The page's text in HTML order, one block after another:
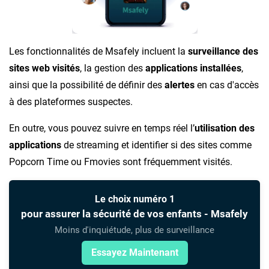
Les fonctionnalités de Msafely incluent la surveillance des
sites web visités, la gestion des applications installées,
ainsi que la possibilité de définir des alertes en cas d'accès
à des plateformes suspectes.
En outre, vous pouvez suivre en temps réel l’utilisation des
applications de streaming et identifier si des sites comme
Popcorn Time ou Fmovies sont fréquemment visités.
Le choix numéro 1
pour assurer la sécurité de vos enfants - Msafely
Moins d'inquiétude, plus de surveillance
Essayez Maintenant